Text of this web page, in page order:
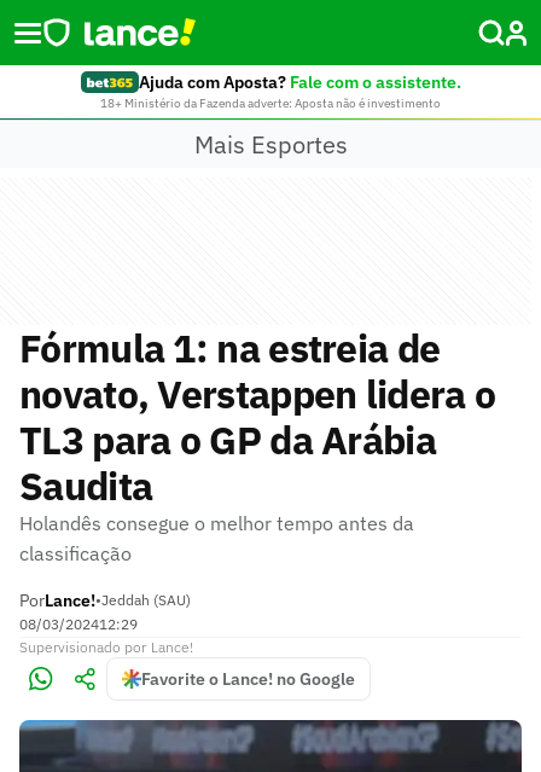
Ajuda com Aposta? Fale com o assistente.
18+ Ministério da Fazenda adverte: Aposta não é investimento
Mais Esportes
Fórmula 1: na estreia de
novato, Verstappen lidera o
TL3 para o GP da Arábia
Saudita
Holandês consegue o melhor tempo antes da
classificação
PorLance!•Jeddah (SAU)
08/03/202412:29
Supervisionado por Lance!
Favorite o Lance! no Google